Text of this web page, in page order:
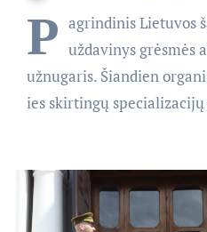
P agrindinis Lietuvos
uždavinys grėsmės
užnugaris. Šiandien
ies skirtingų